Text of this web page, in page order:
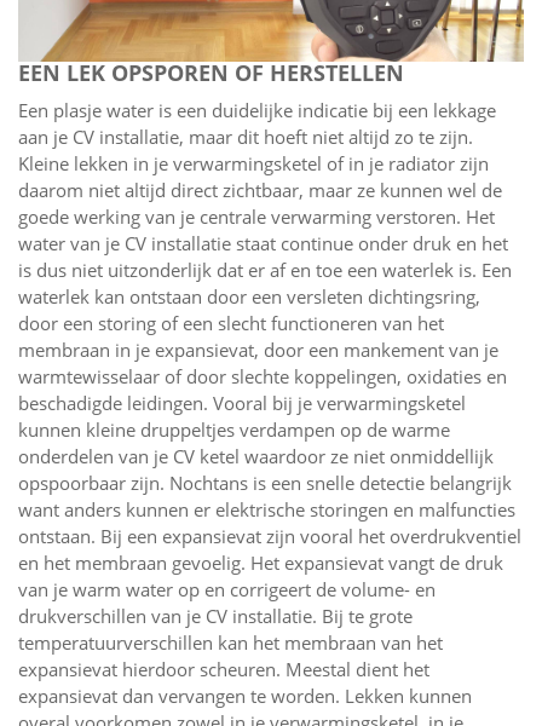
EEN LEK OPSPOREN OF HERSTELLEN
Een plasje water is een duidelijke indicatie bij een lekkage
aan je CV installatie, maar dit hoeft niet altijd zo te zijn.
Kleine lekken in je verwarmingsketel of in je radiator zijn
daarom niet altijd direct zichtbaar, maar ze kunnen wel de
goede werking van je centrale verwarming verstoren. Het
water van je CV installatie staat continue onder druk en het
is dus niet uitzonderlijk dat er af en toe een waterlek is. Een
waterlek kan ontstaan door een versleten dichtingsring,
door een storing of een slecht functioneren van het
membraan in je expansievat, door een mankement van je
warmtewisselaar of door slechte koppelingen, oxidaties en
beschadigde leidingen. Vooral bij je verwarmingsketel
kunnen kleine druppeltjes verdampen op de warme
onderdelen van je CV ketel waardoor ze niet onmiddellijk
opspoorbaar zijn. Nochtans is een snelle detectie belangrijk
want anders kunnen er elektrische storingen en malfuncties
ontstaan. Bij een expansievat zijn vooral het overdrukventiel
en het membraan gevoelig. Het expansievat vangt de druk
van je warm water op en corrigeert de volume- en
drukverschillen van je CV installatie. Bij te grote
temperatuurverschillen kan het membraan van het
expansievat hierdoor scheuren. Meestal dient het
expansievat dan vervangen te worden. Lekken kunnen